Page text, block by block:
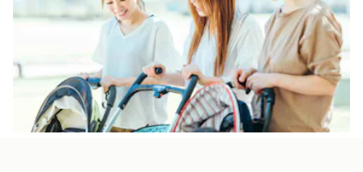
ン)等様々な負担軽減サービスを実施しております。
午睡で使用する布団も園で用意していますので準備不要。タオル
ケットのみのご用意でOKです。